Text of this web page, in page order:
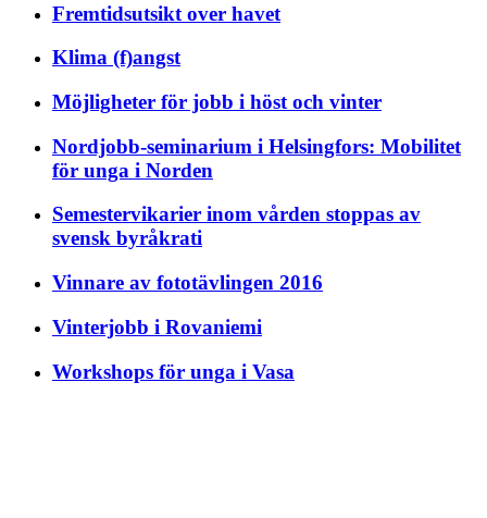
Fremtidsutsikt over havet
Klima (f)angst
Möjligheter för jobb i höst och vinter
Nordjobb-seminarium i Helsingfors: Mobilitet
för unga i Norden
Semestervikarier inom vården stoppas av
svensk byråkrati
Vinnare av fototävlingen 2016
Vinterjobb i Rovaniemi
Workshops för unga i Vasa